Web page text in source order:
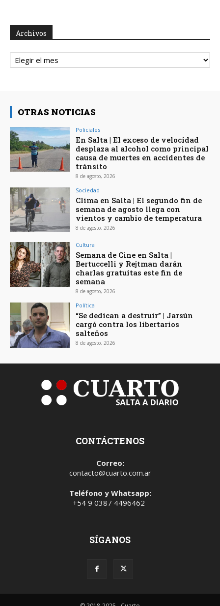
Archivos
Archivos
OTRAS NOTICIAS
Policiales
En Salta | El exceso de velocidad
desplaza al alcohol como principal
causa de muertes en accidentes de
tránsito
8 de agosto, 2026
Sociedad
Clima en Salta | El segundo fin de
semana de agosto llega con
vientos y cambio de temperatura
8 de agosto, 2026
Cultura
Semana de Cine en Salta |
Bertuccelli y Rejtman darán
charlas gratuitas este fin de
semana
8 de agosto, 2026
Política
“Se dedican a destruir” | Jarsún
cargó contra los libertarios
salteños
8 de agosto, 2026
CONTÁCTENOS
Correo:
contacto@cuarto.com.ar
Teléfono y Whatsapp:
+54 9 0387 4496462
SÍGANOS